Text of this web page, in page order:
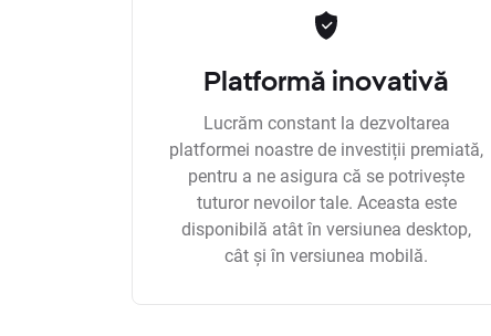
Platformă inovativă
Lucrăm constant la dezvoltarea
platformei noastre de investiții premiată,
pentru a ne asigura că se potrivește
tuturor nevoilor tale. Aceasta este
disponibilă atât în versiunea desktop,
cât și în versiunea mobilă.